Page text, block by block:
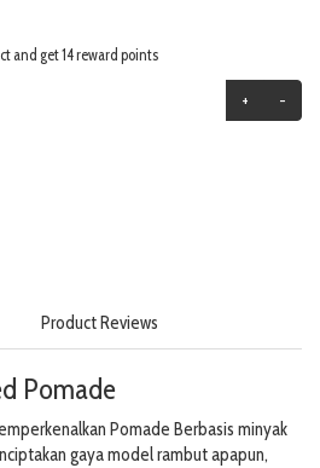
and get 14 reward points
+ -
Product Reviews
Pomade
Pomade Berbasis minyak
gaya model rambut apapun,